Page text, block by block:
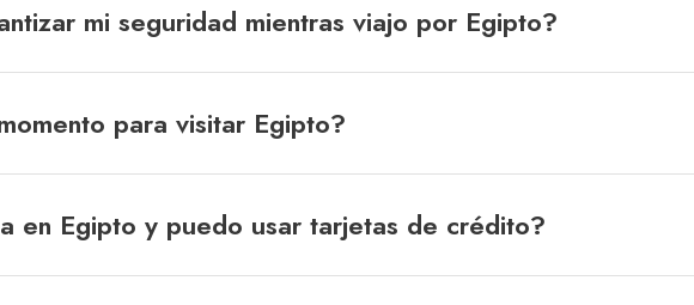
mi seguridad mientras viajo por Egipto?
para visitar Egipto?
en Egipto y puedo usar tarjetas de crédito?